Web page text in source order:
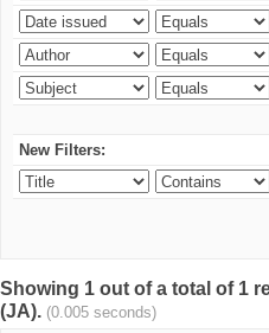
New Filters:
Showing 1 out of a total of 1
(JA). (0.005 seconds)